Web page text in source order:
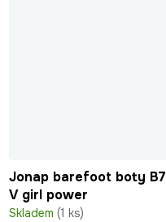
Jonap barefoot boty B7
V girl power
Skladem (1 ks)